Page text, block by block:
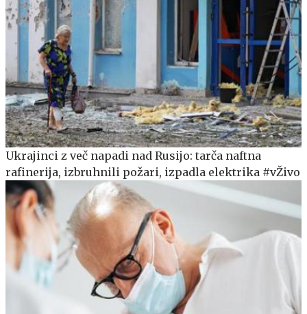
Ukrajinci z več napadi nad Rusijo: tarča naftna
rafinerija, izbruhnili požari, izpadla elektrika #vŽivo